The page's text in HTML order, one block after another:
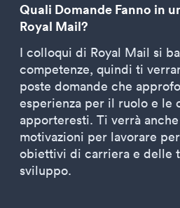
Quali Domande Fanno in
Royal Mail?
I colloqui di Royal Mail si
competenze, quindi ti
poste domande che
esperienza per il ruolo e le
apporteresti. Ti verrà
motivazioni per lavorare
obiettivi di carriera e delle
sviluppo.